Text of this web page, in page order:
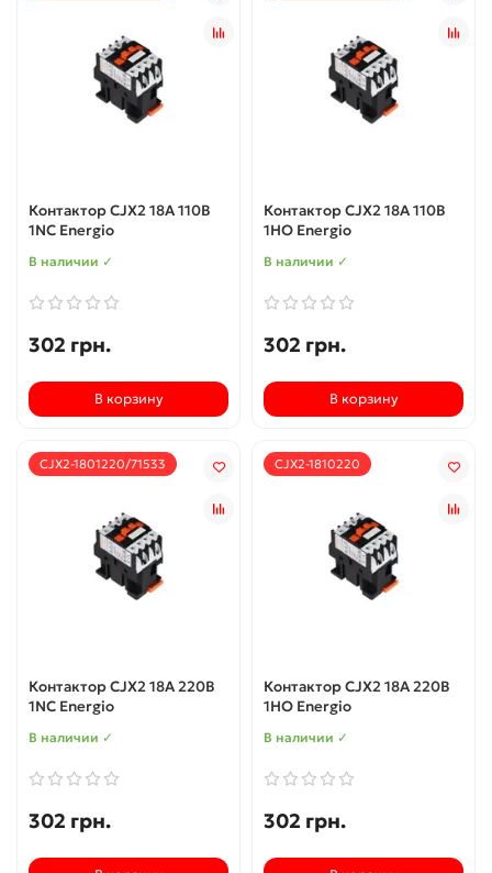
Контактор CJX2 18А 110В
1NC Energio
В наличии ✓
302 грн.
В корзину
Контактор CJX2 18А 110В
1НО Energio
В наличии ✓
302 грн.
В корзину
CJX2-1801220/71533
Контактор CJX2 18А 220В
1NC Energio
В наличии ✓
302 грн.
CJX2-1810220
Контактор CJX2 18А 220В
1НО Energio
В наличии ✓
302 грн.